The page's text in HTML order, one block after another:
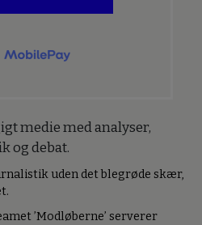
medie med analyser,
og debat.
uden det blegrøde skær,
’Modløberne’ serverer